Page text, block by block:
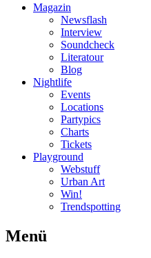
Magazin
Newsflash
Interview
Soundcheck
Literatour
Blog
Nightlife
Events
Locations
Partypics
Charts
Tickets
Playground
Webstuff
Urban Art
Win!
Trendspotting
Menü